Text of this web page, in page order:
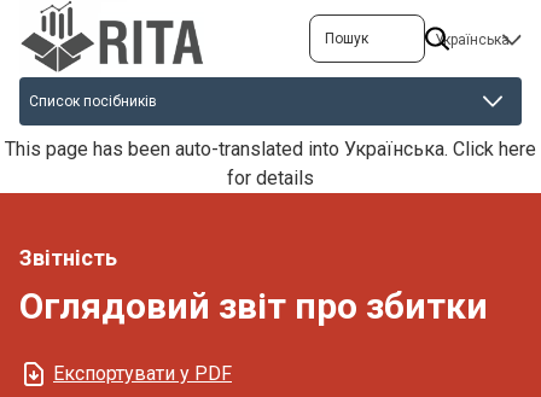
Перейти
до
основного
вмісту
Пошук
SELECT
YOUR
This page has been auto-translated into Українська. Click here
for details
Звітність
Оглядовий звіт про збитки
Експортувати у PDF